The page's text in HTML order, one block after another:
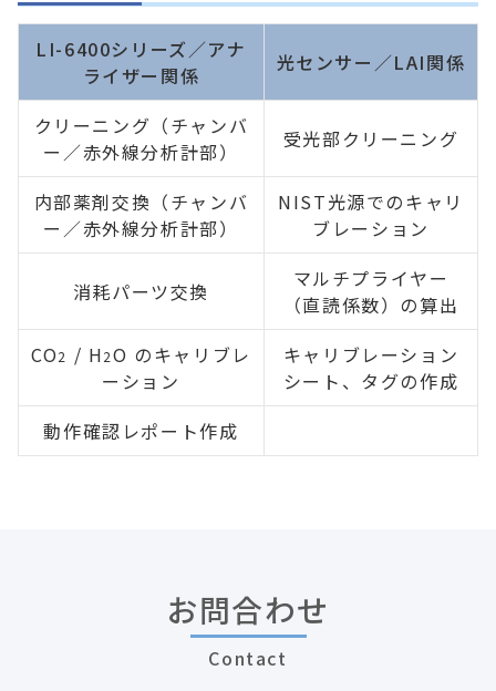
LI-6400シリーズ／アナ
ライザー関係
光センサー／LAI関係
クリーニング（チャンバ
ー／赤外線分析計部）
受光部クリーニング
内部薬剤交換（チャンバ
ー／赤外線分析計部）
NIST光源でのキャリ
ブレーション
消耗パーツ交換
マルチプライヤー
（直読係数）の算出
CO2 / H2O のキャリブレ
ーション
キャリブレーション
シート、タグの作成
動作確認レポート作成
お問合わせ
Contact